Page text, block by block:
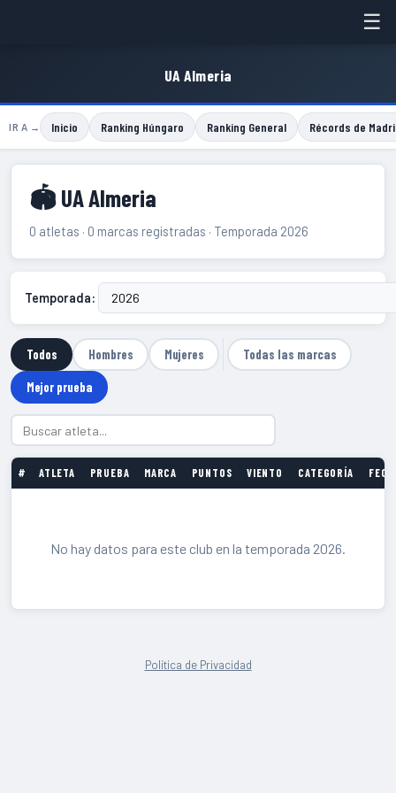
☰
UA Almeria
IR A → Inicio Ranking Húngaro Ranking General Récords de
🏟 UA Almeria
0 atletas · 0 marcas registradas · Temporada 2026
Temporada:
Todos Hombres Mujeres Todas las marcas
Mejor prueba
# ATLETA PRUEBA MARCA PUNTOS VIENTO CATEGORÍA
No hay datos para este club en la temporada 2026.
Política de Privacidad